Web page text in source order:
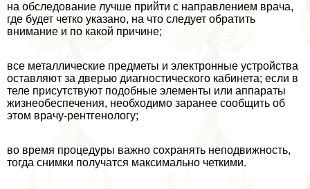
на обследование лучше прийти с направлением врача,
где будет четко указано, на что следует обратить
внимание и по какой причине;
все металлические предметы и электронные устройства
оставляют за дверью диагностического кабинета; если в
теле присутствуют подобные элементы или аппараты
жизнеобеспечения, необходимо заранее сообщить об
этом врачу-рентгенологу;
во время процедуры важно сохранять неподвижность,
тогда снимки получатся максимально четкими.